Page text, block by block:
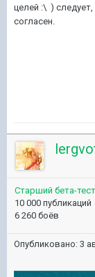
целей :\ )
согласен.
Старший бета-
10 000 публикаций
6 260 боёв
Опубликовано: 3